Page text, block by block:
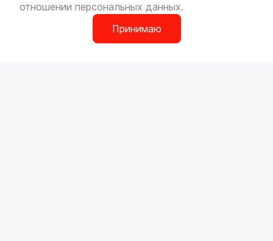
отношении персональных данных.
Принимаю
VOLLO Брянск
г. Брянск, Московский проезд, д.4
Пн-Пт с 9:00 до 19:00 Сб-Вс с 10:00 до 19:00